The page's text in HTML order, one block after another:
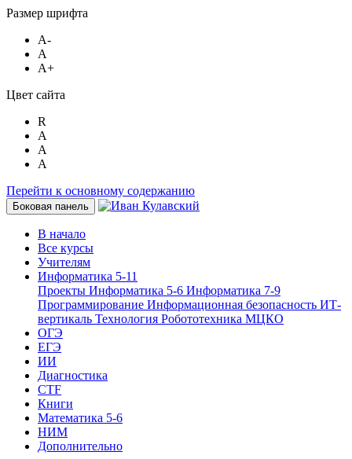
Размер шрифта
A-
A
A+
Цвет сайта
R
A
A
A
Перейти к основному содержанию
Боковая панель
В начало
Все курсы
Учителям
Информатика 5-11
Проекты Информатика 5-6 Информатика 7-9
Программирование Информационная безопасность ИТ-
вертикаль Технология Робототехника МЦКО
ОГЭ
ЕГЭ
ИИ
Диагностика
CTF
Книги
Математика 5-6
НИМ
Дополнительно